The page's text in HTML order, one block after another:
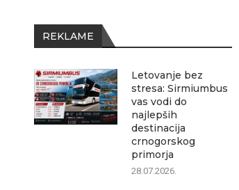
REKLAME
Letovanje bez
stresa: Sirmiumbus
vas vodi do
najlepših
destinacija
crnogorskog
primorja
28.07.2026.